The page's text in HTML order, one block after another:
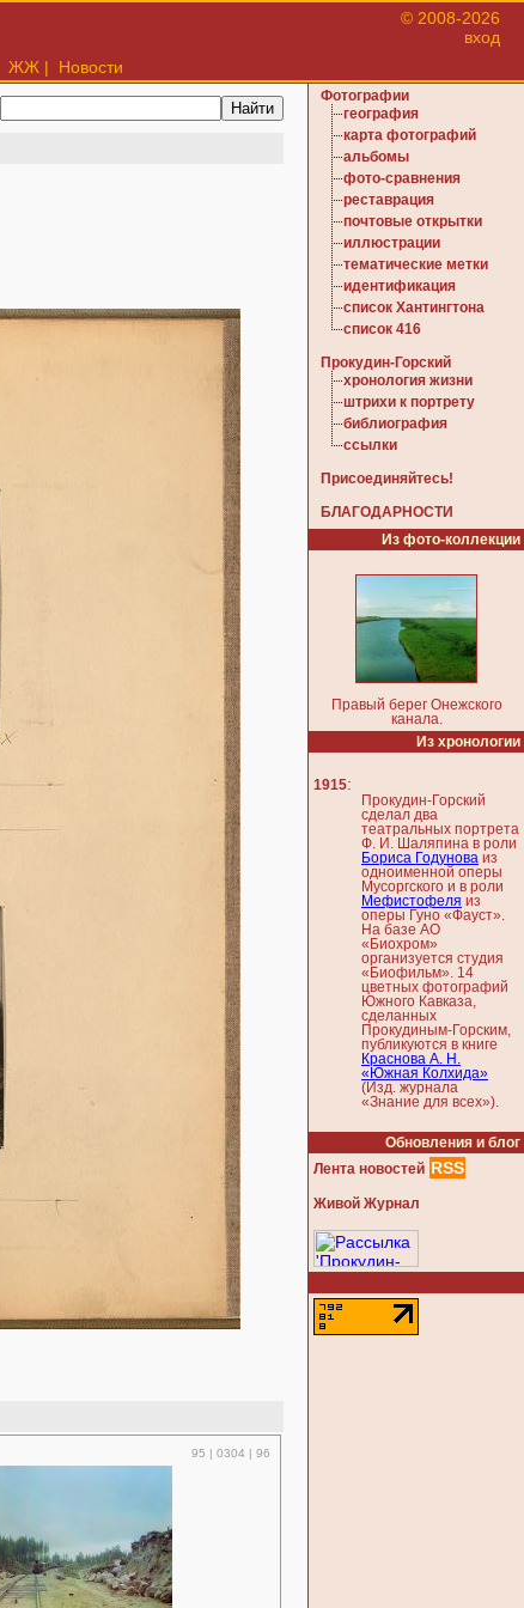
© 2008-2026
вход
ЖЖ | Новости
95 | 0304 | 96
Фотографии
география
карта фотографий
альбомы
фото-сравнения
реставрация
почтовые открытки
иллюстрации
тематические метки
идентификация
список Хантингтона
список 416
Прокудин-Горский
хронология жизни
штрихи к портрету
библиография
ссылки
Присоединяйтесь!
БЛАГОДАРНОСТИ
Из фото-коллекции
Правый берег Онежского
канала.
Из хронологии
1915:
Прокудин-Горский
сделал два
театральных портрета
Ф. И. Шаляпина в роли
Бориса Годунова из
одноименной оперы
Мусоргского и в роли
Мефистофеля из
оперы Гуно «Фауст».
На базе АО
«Биохром»
организуется студия
«Биофильм». 14
цветных фотографий
Южного Кавказа,
сделанных
Прокудиным-Горским,
публикуются в книге
Краснова А. Н.
«Южная Колхида»
(Изд. журнала
«Знание для всех»).
Обновления и блог
Лента новостей RSS
Живой Журнал